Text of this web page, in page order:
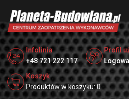
Infolinia
+48 721 222 117
Profil
Koszyk
Produktów w koszyku: 0